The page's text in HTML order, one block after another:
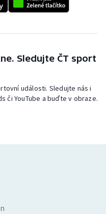
Sledujte ČT sport
události. Sledujte nás i
či YouTube a buďte v obraze.